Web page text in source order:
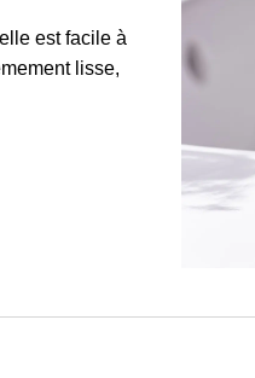
est facile à
lisse,